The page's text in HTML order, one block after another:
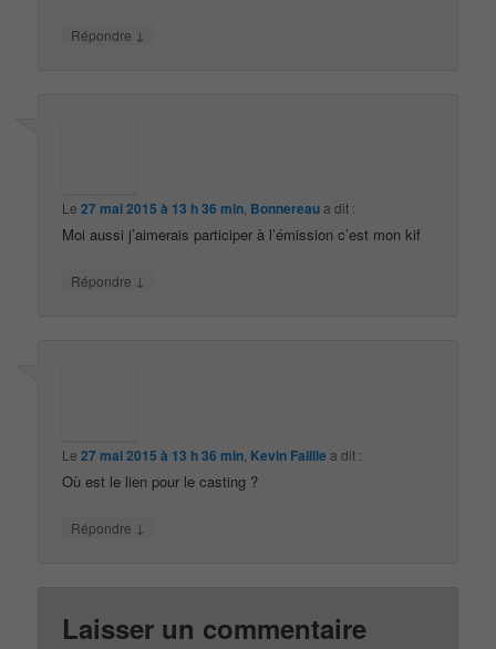
Répondre ↓
Le27 mai 2015 à 13 h 36 min Bonnereaua dit :
Moi aussi j’aimerais participer à l’émission c’est mon kif
Répondre ↓
Le27 mai 2015 à 13 h 36 min Kevin Faillie a dit :
Où est le lien pour le casting ?
Répondre ↓
Laisser un commentaire